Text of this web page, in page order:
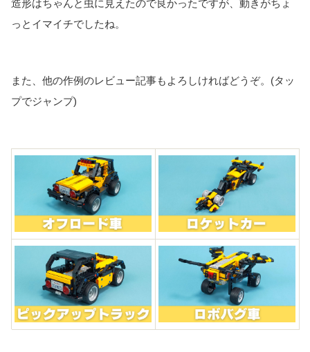
造形はちゃんと虫に見えたので良かったですが、動きがちょ
っとイマイチでしたね。
また、他の作例のレビュー記事もよろしければどうぞ。(タッ
プでジャンプ)